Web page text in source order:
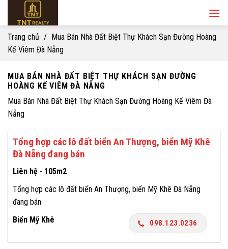
content
Trang chủ / Mua Bán Nhà Đất Biệt Thự Khách Sạn Đường Hoàng
Kế Viêm Đà Nẵng
MUA BÁN NHÀ ĐẤT BIỆT THỰ KHÁCH SẠN ĐƯỜNG
HOÀNG KẾ VIÊM ĐÀ NẴNG
Mua Bán Nhà Đất Biệt Thự Khách Sạn Đường Hoàng Kế Viêm Đà
Nẵng
Tổng hợp các lô đất biển An Thượng, biển Mỹ Khê
Đà Nẵng đang bán
Liên hệ - 105m2
Tổng hợp các lô đất biển An Thượng, biển Mỹ Khê Đà Nẵng
đang bán
Biển Mỹ Khê
098.123.0236